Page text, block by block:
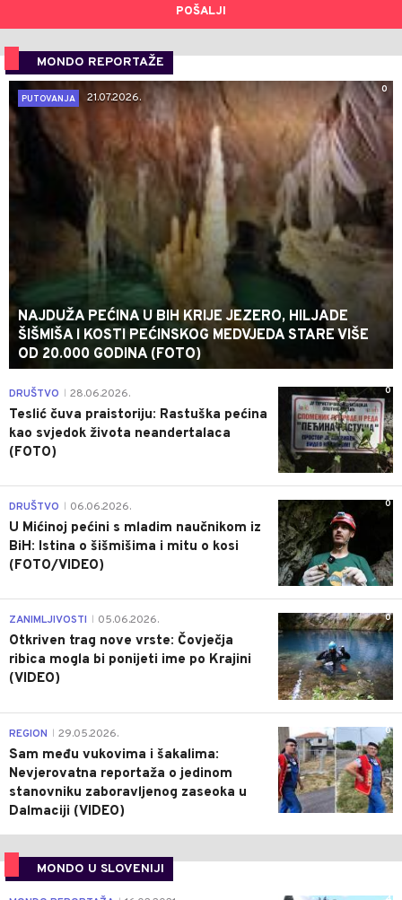
POŠALJI
MONDO REPORTAŽE
0
PUTOVANJA
21.07.2026.
NAJDUŽA PEĆINA U BIH KRIJE JEZERO, HILJADE
ŠIŠMIŠA I KOSTI PEĆINSKOG MEDVJEDA STARE VIŠE
OD 20.000 GODINA (FOTO)
0
DRUŠTVO 28.06.2026.
Teslić čuva praistoriju: Rastuška pećina
kao svjedok života neandertalaca
(FOTO)
0
DRUŠTVO 06.06.2026.
U Mićinoj pećini s mladim naučnikom iz
BiH: Istina o šišmišima i mitu o kosi
(FOTO/VIDEO)
0
ZANIMLJIVOSTI 05.06.2026.
Otkriven trag nove vrste: Čovječja
ribica mogla bi ponijeti ime po Krajini
(VIDEO)
0
REGION 29.05.2026.
Sam među vukovima i šakalima:
Nevjerovatna reportaža o jedinom
stanovniku zaboravljenog zaseoka u
Dalmaciji (VIDEO)
MONDO U SLOVENIJI